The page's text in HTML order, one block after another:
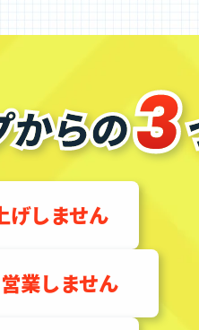
げしません
営業しません